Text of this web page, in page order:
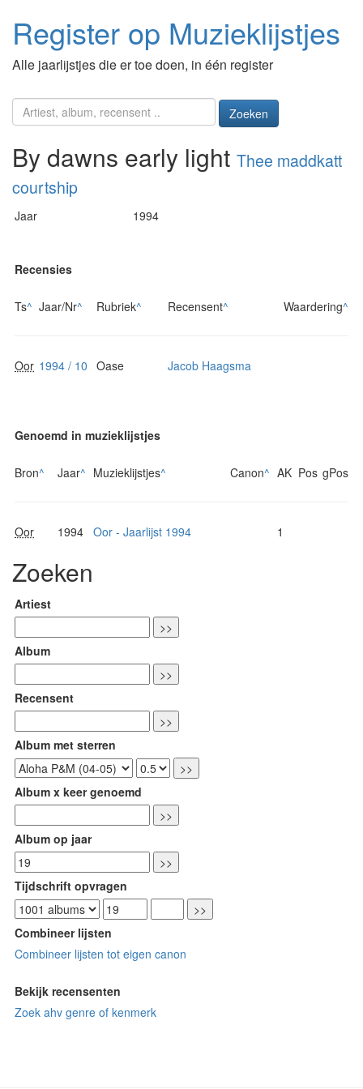
Register op Muzieklijstjes
Alle jaarlijstjes die er toe doen, in één register
Zoeken
By dawns early light Thee maddkatt
courtship
Jaar 1994
Recensies
Ts^ Jaar/Nr^ Rubriek^ Recensent^ Waardering^
Oor 1994 / 10 Oase Jacob Haagsma
Genoemd in muzieklijstjes
Bron^ Jaar^ Muzieklijstjes^ Canon^ AK Pos gPos
Oor 1994 Oor - Jaarlijst 1994 1
Zoeken
Artiest
Album
Recensent
Album met sterren
Album x keer genoemd
Album op jaar
Tijdschrift opvragen
Combineer lijsten
Combineer lijsten tot eigen canon
Bekijk recensenten
Zoek ahv genre of kenmerk